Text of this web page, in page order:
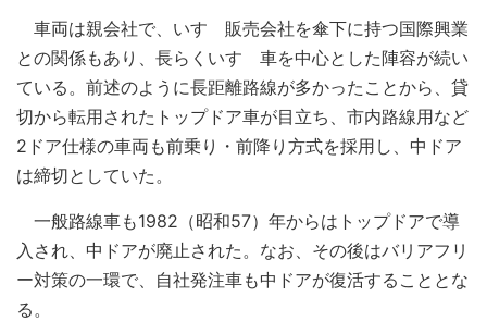
車両は親会社で、いすゞ販売会社を傘下に持つ国際興業
との関係もあり、長らくいすゞ車を中心とした陣容が続い
ている。前述のように長距離路線が多かったことから、貸
切から転用されたトップドア車が目立ち、市内路線用など
2ドア仕様の車両も前乗り・前降り方式を採用し、中ドア
は締切としていた。
一般路線車も1982（昭和57）年からはトップドアで導
入され、中ドアが廃止された。なお、その後はバリアフリ
ー対策の一環で、自社発注車も中ドアが復活することとな
る。